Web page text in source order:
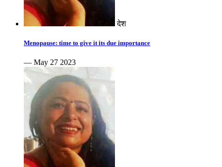
देश
Menopause: time to give it its due importance
— May 27 2023